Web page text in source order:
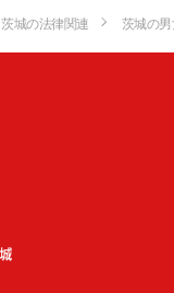
茨城の法律関連 茨城の